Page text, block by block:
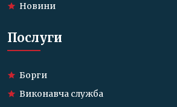
Новини
Послуги
Борги
Виконавча служба